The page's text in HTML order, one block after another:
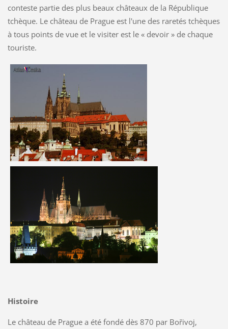
conteste partie des plus beaux châteaux de la République
tchèque. Le château de Prague est l'une des raretés tchèques
à tous points de vue et le visiter est le « devoir » de chaque
touriste.
Histoire
Le château de Prague a été fondé dès 870 par Bořivoj,